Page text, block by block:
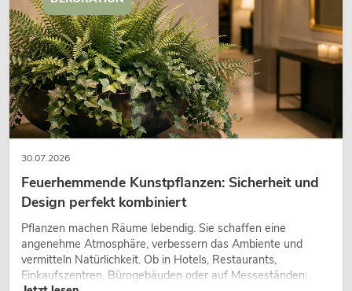
30.07.2026
Feuerhemmende Kunstpflanzen: Sicherheit und
Design perfekt kombiniert
Pflanzen machen Räume lebendig. Sie schaffen eine
angenehme Atmosphäre, verbessern das Ambiente und
vermitteln Natürlichkeit. Ob in Hotels, Restaurants,
Einkaufszentren, Bürogebäuden oder auf Messeständen: